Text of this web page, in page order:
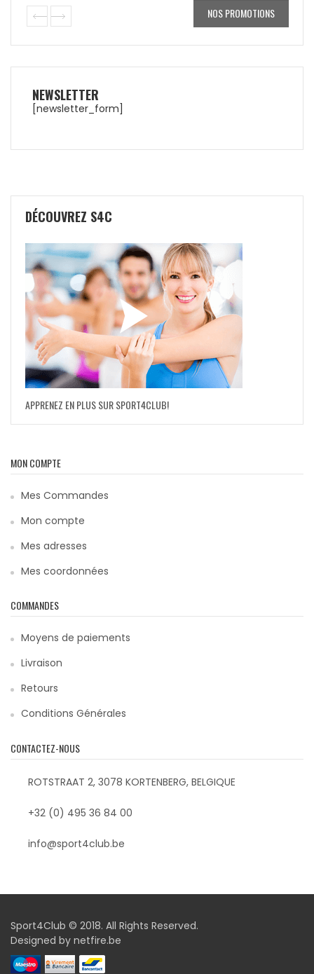
NOS PROMOTIONS
NEWSLETTER
[newsletter_form]
DÉCOUVREZ S4C
APPRENEZ EN PLUS SUR SPORT4CLUB!
MON COMPTE
Mes Commandes
Mon compte
Mes adresses
Mes coordonnées
COMMANDES
Moyens de paiements
Livraison
Retours
Conditions Générales
CONTACTEZ-NOUS
ROTSTRAAT 2, 3078 KORTENBERG, BELGIQUE
+32 (0) 495 36 84 00
info@sport4club.be
Sport4Club © 2018. All Rights Reserved.
Designed by netfire.be